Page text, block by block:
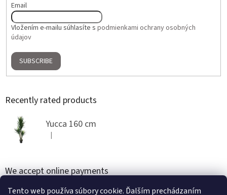
Tento web používa súbory cookie. Ďalším prechádzaním
Email
Vložením e-mailu súhlasíte s podmienkami ochrany osobných
údajov
SUBSCRIBE
Recently rated products
Yucca 160 cm
The product rating is 5 out of 5 stars.
|
We accept online payments